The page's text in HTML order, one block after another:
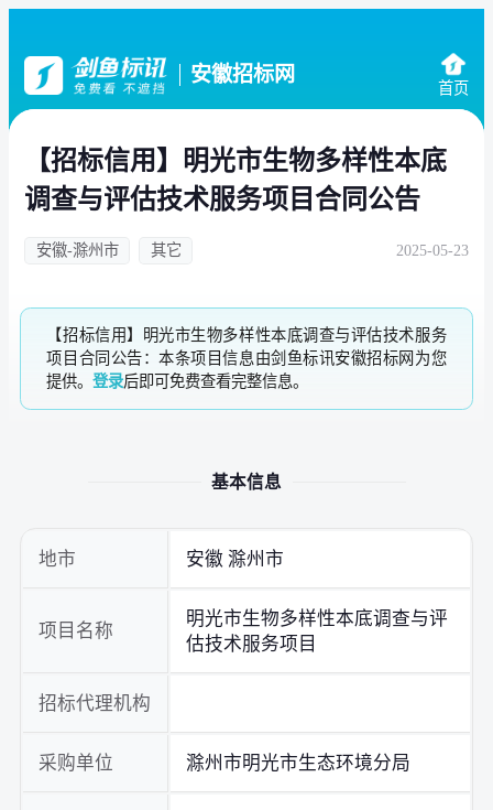
安徽招标网
首页
【招标信用】明光市生物多样性本底
调查与评估技术服务项目合同公告
安徽-滁州市 其它 2025-05-23
【招标信用】明光市生物多样性本底调查与评估技术服务
项目合同公告：本条项目信息由剑鱼标讯安徽招标网为您
提供。登录后即可免费查看完整信息。
基本信息
地市 安徽 滁州市
项目名称
明光市生物多样性本底调查与评
估技术服务项目
招标代理机构
采购单位 滁州市明光市生态环境分局